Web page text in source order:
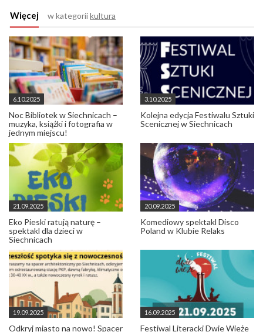
Więcej w kategoriikultura
6.10.2025
Noc Bibliotek w Siechnicach –
muzyka, książki i fotografia w
jednym miejscu!
3.10.2025
Kolejna edycja Festiwalu Sztuki
Scenicznej w Siechnicach
21.09.2025
Eko Pieski ratują naturę –
spektakl dla dzieci w
Siechnicach
20.09.2025
Komediowy spektakl Disco
Poland w Klubie Relaks
19.09.2025
Odkryj miasto na nowo! Spacer
16.09.2025
Festiwal Literacki Dwie Wieże